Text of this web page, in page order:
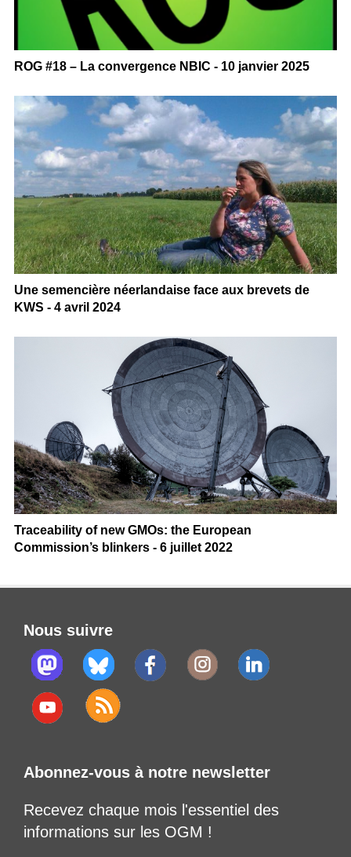
ROG #18 – La convergence NBIC - 10 janvier 2025
Une semencière néerlandaise face aux brevets de
KWS - 4 avril 2024
Traceability of new GMOs: the European
Commission’s blinkers - 6 juillet 2022
Nous suivre
Abonnez-vous à notre newsletter
Recevez chaque mois l'essentiel des
informations sur les OGM !